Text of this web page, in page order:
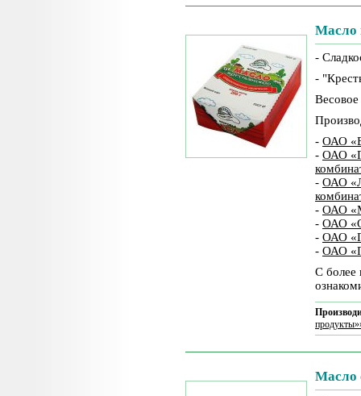
Масло
-
-
- ОАО
- ОАО
- ОАО
- ОАО
- ОАО
- ОАО
- ОАО
С более
Масло